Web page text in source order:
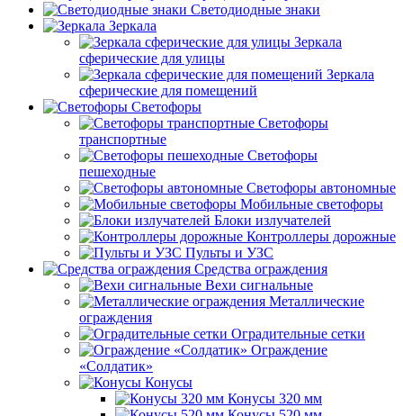
Светодиодные знаки
Зеркала
Зеркала
сферические для улицы
Зеркала
сферические для помещений
Светофоры
Светофоры
транспортные
Светофоры
пешеходные
Светофоры автономные
Мобильные светофоры
Блоки излучателей
Контроллеры дорожные
Пульты и УЗС
Средства ограждения
Вехи сигнальные
Металлические
ограждения
Оградительные сетки
Ограждение
«Солдатик»
Конусы
Конусы 320 мм